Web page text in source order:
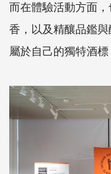
而在體驗活動方面
香，以及精釀品鑑
屬於自己的獨特酒